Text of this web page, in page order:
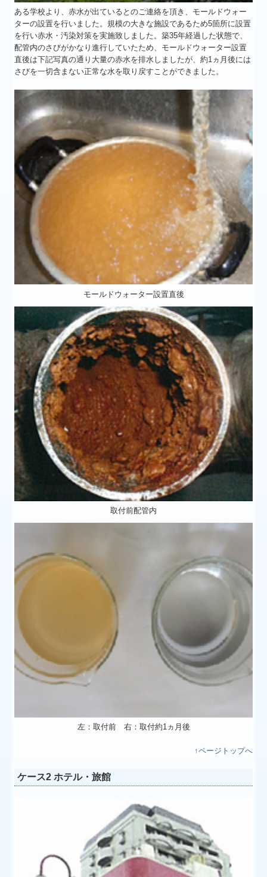
スケール除去の重要性
違和感がある場合は赤水対策を
国際的に話題の船舶の燃費問題
自動車の燃費を悪くするスラッジ
経営に欠かすことが出来ないボイラー
地球環境と水の関係
モニター募集
ある学校より、赤水が出ているとのご連絡を頂き、モールドウォー
ターの設置を行いました。規模の大きな施設であるため5箇所に設置
を行い赤水・汚染対策を実施致しました。築35年経過した状態で、
配管内のさびがかなり進行していたため、モールドウォーター設置
直後は下記写真の通り大量の赤水を排水しましたが、約1ヵ月後には
さびを一切含まない正常な水を取り戻すことができました。
モールドウォーター設置直後
取付前配管内
左：取付前 右：取付約1ヵ月後
↑ページトップへ
ケース2 ホテル・旅館